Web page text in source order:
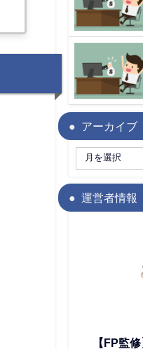
アーカイブ
運営者情報
【FP監